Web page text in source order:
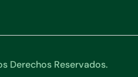
Derechos Reservados.